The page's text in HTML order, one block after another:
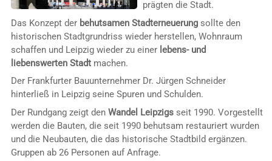
prägten die Stadt.
Das Konzept der behutsamen Stadterneuerungsollte den
historischen Stadtgrundriss wieder herstellen, Wohnraum
schaffen und Leipzig wieder zu einer lebens- und
liebenswerten Stadtmachen.
Der Frankfurter Bauunternehmer Dr. Jürgen Schneider
hinterließ in Leipzig seine Spuren und Schulden.
Der Rundgang zeigt den Wandel Leipzigsseit 1990. Vorgestellt
werden die Bauten, die seit 1990 behutsam restauriert wurden
und die Neubauten, die das historische Stadtbild ergänzen.
Gruppen ab 26 Personen auf Anfrage.